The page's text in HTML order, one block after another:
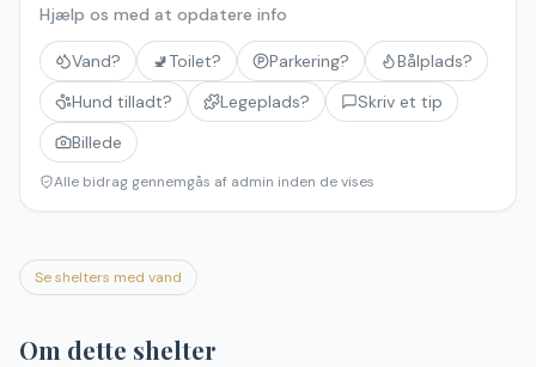
Hjælp os med at opdatere info
Vand? 🚽Toilet? Parkering?
Bålplads?
Hund tilladt?
Legeplads?
Skriv et tip
Billede
Alle bidrag gennemgås af admin inden de vises
Se shelters med vand
Om dette shelter